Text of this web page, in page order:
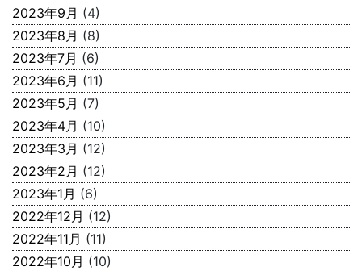
2023年9月 (4)
2023年8月 (8)
2023年7月 (6)
2023年6月 (11)
2023年5月 (7)
2023年4月 (10)
2023年3月 (12)
2023年2月 (12)
2023年1月 (6)
2022年12月 (12)
2022年11月 (11)
2022年10月 (10)